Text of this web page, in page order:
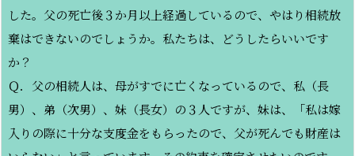
した。父の死亡後３か月以上経過しているので、やはり相続放
棄はできないのでしょうか。私たちは、どうしたらいいです
か？
Ｑ．父の相続人は、母がすでに亡くなっているので、私（長
男）、弟（次男）、妹（長女）の３人ですが、妹は、「私は嫁
入りの際に十分な支度金をもらったので、父が死んでも財産は